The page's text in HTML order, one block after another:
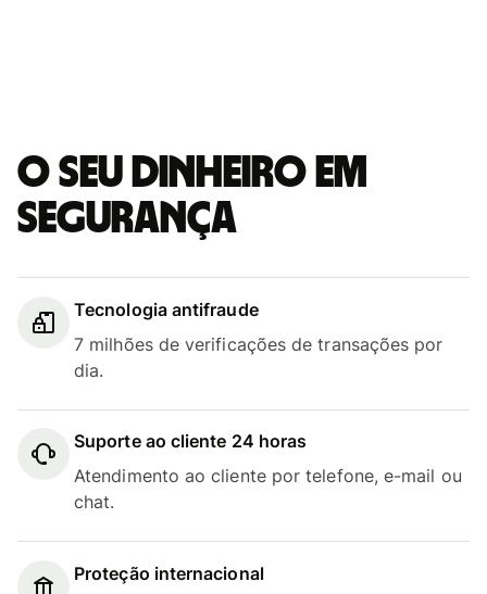
O seu dinheiro em
segurança
Tecnologia antifraude
7 milhões de verificações de transações por
dia.
Suporte ao cliente 24 horas
Atendimento ao cliente por telefone, e-mail ou
chat.
Proteção internacional